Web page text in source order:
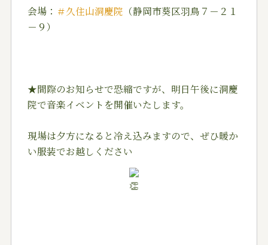
会場： ＃久住山洞慶院 （静岡市葵区羽鳥７－２１
－９）
★間際のお知らせで恐縮ですが、明日午後に洞慶
院で音楽イベントを開催いたします。
現場は夕方になると冷え込みますので、ぜひ暖か
い服装でお越しください